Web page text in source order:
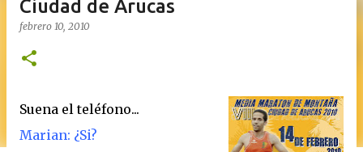
Ciudad de Arucas
febrero 10, 2010
Suena el teléfono...
Marian: ¿Si?